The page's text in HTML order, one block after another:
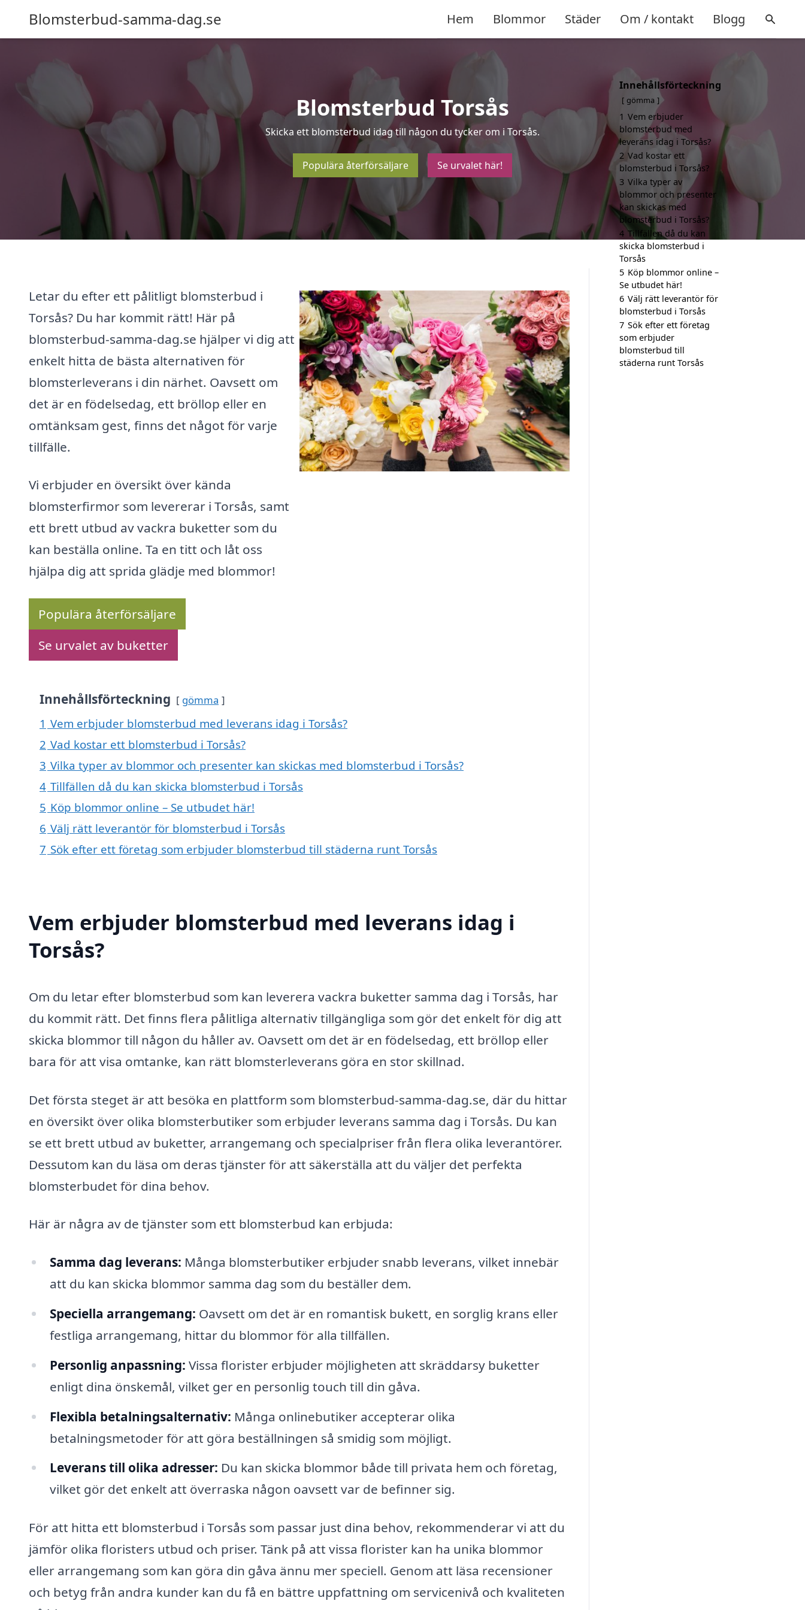
Blomsterbud-samma-dag.se Hem Blommor Städer Om / kontakt Blogg
Blomsterbud Torsås
Skicka ett blomsterbud idag till någon du tycker om i Torsås.
Populära återförsäljare Se urvalet här!
Letar du efter ett pålitligt blomsterbud i
Torsås? Du har kommit rätt! Här på
blomsterbud-samma-dag.se hjälper vi dig att
enkelt hitta de bästa alternativen för
blomsterleverans i din närhet. Oavsett om
det är en födelsedag, ett bröllop eller en
omtänksam gest, finns det något för varje
tillfälle.
Vi erbjuder en översikt över kända
blomsterfirmor som levererar i Torsås, samt
ett brett utbud av vackra buketter som du
kan beställa online. Ta en titt och låt oss
hjälpa dig att sprida glädje med blommor!
Populära återförsäljare
Se urvalet av buketter
Innehållsförteckning gömma
1 Vem erbjuder blomsterbud med leverans idag i Torsås?
2 Vad kostar ett blomsterbud i Torsås?
3 Vilka typer av blommor och presenter kan skickas med blomsterbud i Torsås?
4 Tillfällen då du kan skicka blomsterbud i Torsås
5 Köp blommor online – Se utbudet här!
6 Välj rätt leverantör för blomsterbud i Torsås
7 Sök efter ett företag som erbjuder blomsterbud till städerna runt Torsås
Vem erbjuder blomsterbud med leverans idag i
Torsås?
Om du letar efter blomsterbud som kan leverera vackra buketter samma dag i Torsås, har
du kommit rätt. Det finns flera pålitliga alternativ tillgängliga som gör det enkelt för dig att
skicka blommor till någon du håller av. Oavsett om det är en födelsedag, ett bröllop eller
bara för att visa omtanke, kan rätt blomsterleverans göra en stor skillnad.
Det första steget är att besöka en plattform som blomsterbud-samma-dag.se, där du hittar
en översikt över olika blomsterbutiker som erbjuder leverans samma dag i Torsås. Du kan
se ett brett utbud av buketter, arrangemang och specialpriser från flera olika leverantörer.
Dessutom kan du läsa om deras tjänster för att säkerställa att du väljer det perfekta
blomsterbudet för dina behov.
Här är några av de tjänster som ett blomsterbud kan erbjuda:
Samma dag leverans: Många blomsterbutiker erbjuder snabb leverans, vilket innebär
att du kan skicka blommor samma dag som du beställer dem.
Speciella arrangemang: Oavsett om det är en romantisk bukett, en sorglig krans eller
festliga arrangemang, hittar du blommor för alla tillfällen.
Personlig anpassning: Vissa florister erbjuder möjligheten att skräddarsy buketter
enligt dina önskemål, vilket ger en personlig touch till din gåva.
Flexibla betalningsalternativ: Många onlinebutiker accepterar olika
betalningsmetoder för att göra beställningen så smidig som möjligt.
Leverans till olika adresser: Du kan skicka blommor både till privata hem och företag,
vilket gör det enkelt att överraska någon oavsett var de befinner sig.
För att hitta ett blomsterbud i Torsås som passar just dina behov, rekommenderar vi att du
jämför olika floristers utbud och priser. Tänk på att vissa florister kan ha unika blommor
eller arrangemang som kan göra din gåva ännu mer speciell. Genom att läsa recensioner
och betyg från andra kunder kan du få en bättre uppfattning om servicenivå och kvaliteten
Innehållsförteckning
gömma
1 Vem erbjuder
blomsterbud med
leverans idag i Torsås?
2 Vad kostar ett
blomsterbud i Torsås?
3 Vilka typer av
blommor och presenter
kan skickas med
blomsterbud i Torsås?
4 Tillfällen då du kan
skicka blomsterbud i
Torsås
5 Köp blommor online –
Se utbudet här!
6 Välj rätt leverantör för
blomsterbud i Torsås
7 Sök efter ett företag
som erbjuder
blomsterbud till
städerna runt Torsås